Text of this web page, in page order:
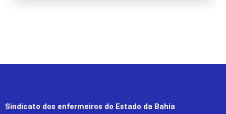
Sindicato dos enfermeiros do Estado da Bahia